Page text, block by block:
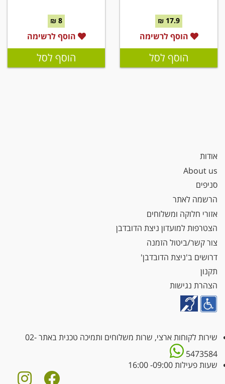
17.9 ₪
הוסף לרשימה
הוסף לסל
8 ₪
הוסף לרשימה
הוסף לסל
אודות
About us
סניפים
הרשמה לאתר
אזורי חלוקה ומשלוחים
הצטרפות למועדון ניצת הדובדבן
צור קשר/ביטול הזמנה
דרושים ב'ניצת הדובדבן'
תקנון
הצהרת נגישות
שירות לקוחות ארצי, שרות משלוחים ותמיכה טכנית באתר02-
5473584
שעות פעילות 09:00- 16:00